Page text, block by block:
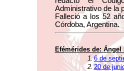
Administrativo de la
Falleció a los 52
Córdoba, Argentina.
Efémérides de: Ángel
1.6 de
2. 20 de